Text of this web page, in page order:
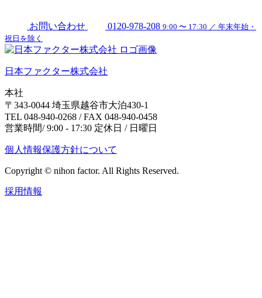
お問い合わせ 0120-978-208 9:00 〜 17:30 ／ 年末年始・
祝日を除く
日本ファクター株式会社
本社
〒343-0044 埼玉県越谷市大泊430-1
TEL 048-940-0268 / FAX 048-940-0458
営業時間/ 9:00 - 17:30 定休日 / 日曜日
個人情報保護方針について
Copyright © nihon factor. All Rights Reserved.
採用情報